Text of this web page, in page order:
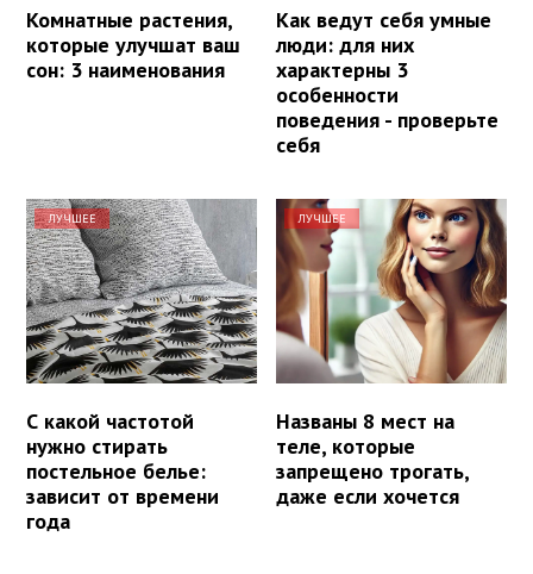
Комнатные растения,
которые улучшат ваш
сон: 3 наименования
Как ведут себя умные
люди: для них
характерны 3
особенности
поведения - проверьте
себя
ЛУЧШЕЕ
С какой частотой
нужно стирать
постельное белье:
зависит от времени
года
ЛУЧШЕЕ
Названы 8 мест на
теле, которые
запрещено трогать,
даже если хочется